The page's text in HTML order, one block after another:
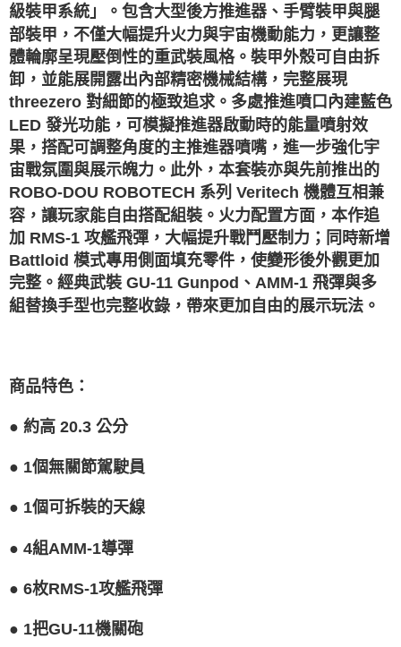
級裝甲系統」。包含大型後方推進器、手臂裝甲與腿
部裝甲，不僅大幅提升火力與宇宙機動能力，更讓整
體輪廓呈現壓倒性的重武裝風格。裝甲外殼可自由拆
卸，並能展開露出內部精密機械結構，完整展現
threezero 對細節的極致追求。多處推進噴口內建藍色
LED 發光功能，可模擬推進器啟動時的能量噴射效
果，搭配可調整角度的主推進器噴嘴，進一步強化宇
宙戰氛圍與展示魄力。此外，本套裝亦與先前推出的
ROBO-DOU ROBOTECH 系列 Veritech 機體互相兼
容，讓玩家能自由搭配組裝。火力配置方面，本作追
加 RMS-1 攻艦飛彈，大幅提升戰鬥壓制力；同時新增
Battloid 模式專用側面填充零件，使變形後外觀更加
完整。經典武裝 GU-11 Gunpod、AMM-1 飛彈與多
組替換手型也完整收錄，帶來更加自由的展示玩法。
商品特色 ：
● 約高 20.3 公分
● 1個無關節駕駛員
● 1個可拆裝的天線
● 4組AMM-1導彈
● 6枚RMS-1攻艦飛彈
● 1把GU-11機關砲